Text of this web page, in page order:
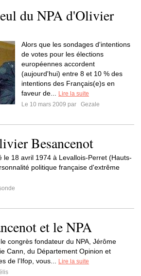
du NPA d'Olivier
Alors que les sondages d'intentions
de votes pour les élections
européennes accordent
(aujourd'hui) entre 8 et 10 % des
intentions des Français(e)s en
faveur de...
Lire la suite
Le 10 mars 2009 par
Gezale
Besancenot
le 18 avril 1974 à Levallois-Perret (Hauts-
politique française d'extrême
et le NPA
congrès fondateur du NPA, Jérôme
Cann, du Département Opinion et
de l’Ifop, vous...
Lire la suite